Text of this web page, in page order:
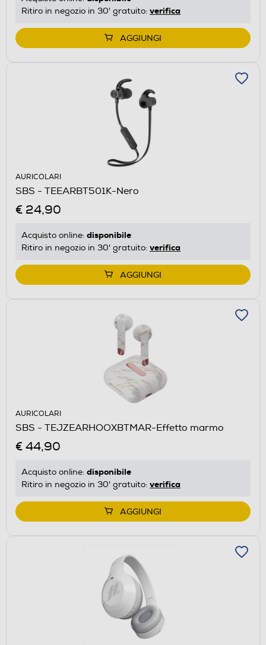
Ritiro in negozio in 30' gratuito: verifica
AGGIUNGI
AURICOLARI
SBS - TEEARBT501K-Nero
€ 24,90
Acquisto online: disponibile
Ritiro in negozio in 30' gratuito: verifica
AGGIUNGI
AURICOLARI
SBS - TEJZEARHOOXBTMAR-Effetto marmo
€ 44,90
Acquisto online: disponibile
Ritiro in negozio in 30' gratuito: verifica
AGGIUNGI